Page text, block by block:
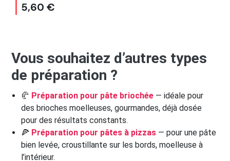
5,60 €
Vous souhaitez d’autres types
de préparation ?
🥐 Préparation pour pâte briochée — idéale pour
des brioches moelleuses, gourmandes, déjà dosée
pour des résultats constants.
🍕 Préparation pour pâtes à pizzas — pour une pâte
bien levée, croustillante sur les bords, moelleuse à
l’intérieur.